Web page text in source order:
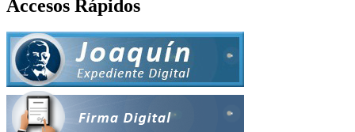
Accesos Rápidos